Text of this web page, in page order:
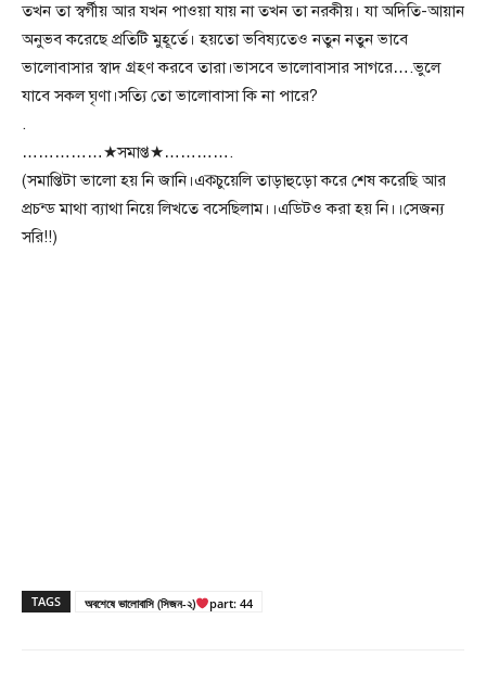
তখন তা স্বর্গীয় আর যখন পাওয়া যায় না তখন তা নরকীয়। যা অদিতি-আয়ান
অনুভব করেছে প্রতিটি মুহূর্তে। হয়তো ভবিষ্যতেও নতুন নতুন ভাবে
ভালোবাসার স্বাদ গ্রহণ করবে তারা।ভাসবে ভালোবাসার সাগরে….ভুলে
যাবে সকল ঘৃণা।সত্যি তো ভালোবাসা কি না পারে?
.
……………★সমাপ্ত★………….
(সমাপ্তিটা ভালো হয় নি জানি।এক্চুয়েলি তাড়াহুড়ো করে শেষ করেছি আর
প্রচন্ড মাথা ব্যাথা নিয়ে লিখতে বসেছিলাম।।এডিটও করা হয় নি।।সেজন্য
সরি!!)
TAGS অবশেষে ভালোবাসি (সিজন-২) part: 44